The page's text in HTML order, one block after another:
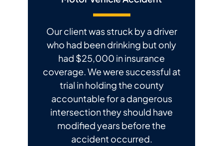
Our client was struck by a driver
who had been drinking but only
had $25,000 in insurance
coverage. We were successful at
trial in holding the county
accountable for a dangerous
intersection they should have
modified years before the
accident occurred.